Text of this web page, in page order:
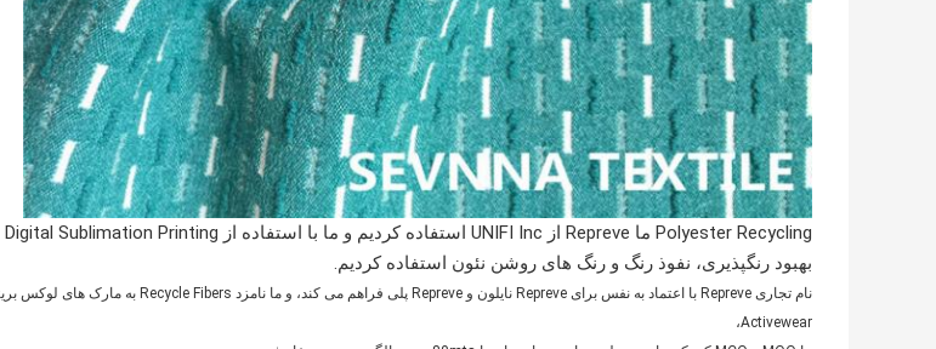
بهبود رنگپذیری، نفوذ رنگ و رنگ های روشن نئون استفاده کردیم.
Activewear،